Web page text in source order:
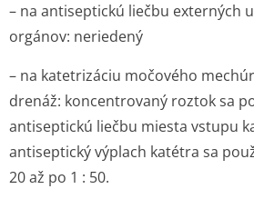
– na antiseptickú liečbu externých
orgánov: neriedený
– na katetrizáciu močového
drenáž: koncentrovaný roztok sa
antiseptickú liečbu miesta vstupu
antiseptický výplach katétra sa
20 až po 1 : 50.